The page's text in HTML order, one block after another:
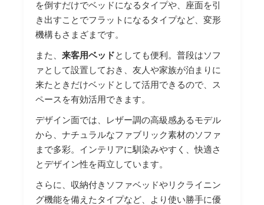
を倒すだけでベッドになるタイプや、座面を引
き出すことでフラットになるタイプなど、変形
機構もさまざまです。
また、 来客用ベッドとしても便利。普段はソフ
ァとして設置しておき、友人や家族が泊まりに
来たときだけベッドとして活用できるので、ス
ペースを有効活用できます。
デザイン面では、レザー調の高級感あるモデル
から、ナチュラルなファブリック素材のソファ
まで多彩。インテリアに馴染みやすく、快適さ
とデザイン性を両立しています。
さらに、収納付きソファベッドやリクライニン
グ機能を備えたタイプなど、より使い勝手に優